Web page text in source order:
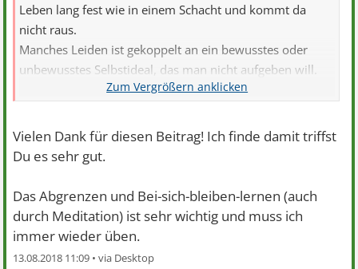
Leben lang fest wie in einem Schacht und kommt da
nicht raus.
Manches Leiden ist gekoppelt an ein bewusstes oder
unbewusstes Selbstideal, das man nicht aufgeben will.
Wer z. B. immer fair und angemessen reagieren will, die
möchte, überzieht allzu oft sein Konto.
Sowas kostet Kraft und Energie.Und am Ende fühlt man
sich belämmert und erschöpft.
Ich finde es schon legitim, Leuten höflich aber bestimmt
zu sagen, wenn sie mich gerade anstrengen oder
Vielen Dank für diesen Beitrag! Ich finde damit triffst
Du es sehr gut.
Das Abgrenzen und Bei-sich-bleiben-lernen (auch
durch Meditation) ist sehr wichtig und muss ich
immer wieder üben.
13.08.2018 11:09 •